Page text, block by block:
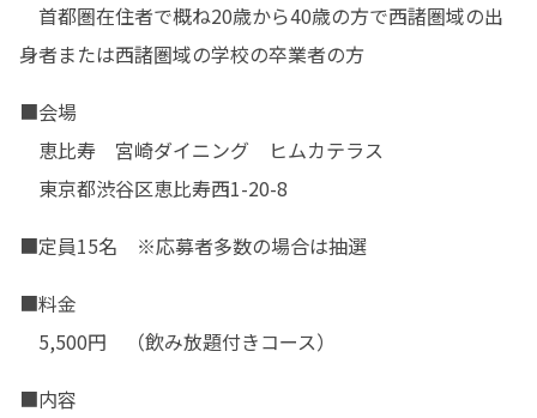
首都圏在住者で概ね20歳から40歳の方で西諸圏域の出
身者または西諸圏域の学校の卒業者の方
■会場
恵比寿　宮崎ダイニング　ヒムカテラス
東京都渋谷区恵比寿西1-20-8
■定員15名　※応募者多数の場合は抽選
■料金
5,500円　（飲み放題付きコース）
■内容